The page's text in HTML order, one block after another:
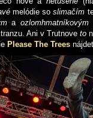
melódie soslimačím
aozlomhmatníkovým
tranzu. Ani v Trutnove to
Please The Trees